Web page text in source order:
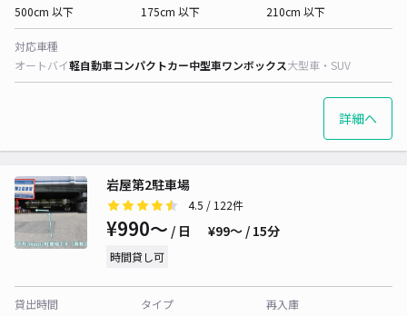
500cm 以下 175cm 以下 210cm 以下
対応車種
オートバイ軽自動車コンパクトカー中型車ワンボックス大型車・SUV
詳細へ
岩屋第2駐車場
4.5 / 122件
¥990〜 / 日 ¥99〜 / 15分
時間貸し可
貸出時間
タイプ
再入庫